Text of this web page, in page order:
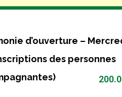
d’ouverture –
des personnes